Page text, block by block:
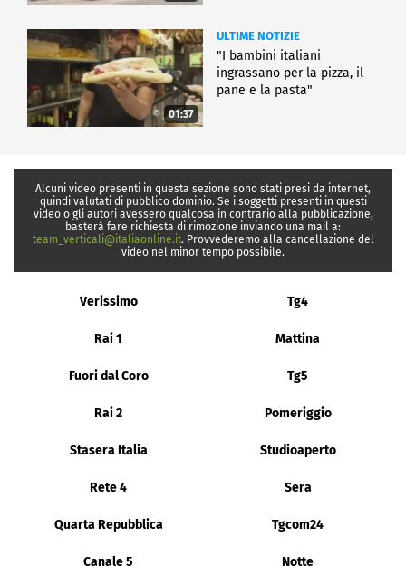
01:37
ULTIME NOTIZIE
"I bambini italiani
ingrassano per la pizza, il
pane e la pasta"
Alcuni video presenti in questa sezione sono stati presi da internet,
quindi valutati di pubblico dominio. Se i soggetti presenti in questi
video o gli autori avessero qualcosa in contrario alla pubblicazione,
basterà fare richiesta di rimozione inviando una mail a:
team_verticali@italiaonline.it. Provvederemo alla cancellazione del
video nel minor tempo possibile.
Verissimo Tg4
Rai 1 Mattina
Fuori dal Coro Tg5
Rai 2 Pomeriggio
Stasera Italia Studioaperto
Rete 4 Sera
Quarta Repubblica Tgcom24
Canale 5 Notte